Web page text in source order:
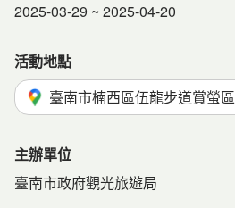
2025-03-29 ~ 2025-04-20
活動地點
臺南市楠西區伍龍步道賞螢區
主辦單位
臺南市政府觀光旅遊局